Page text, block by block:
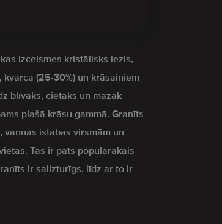
izcelsmes kristālisks iezis,
(25-30%) un krāsainiem
blīvāks, cietāks un mazāk
plašā krāsu gammā. Granīts
istabas virsmām un
Tas ir pats populārākais
ir salizturīgs, līdz ar to ir